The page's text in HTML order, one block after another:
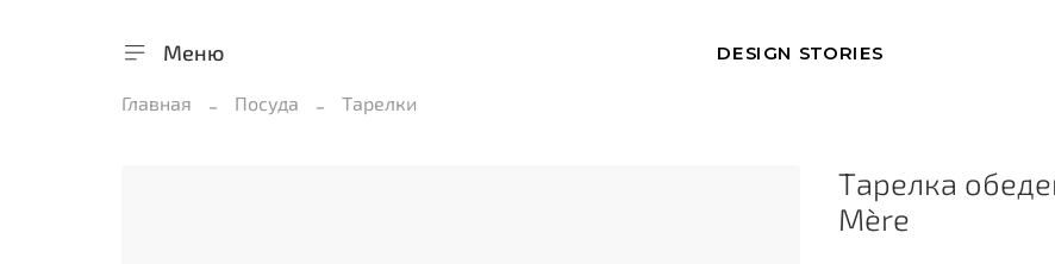
Меню DESIGN STORIES
Главная Посуда Тарелки
Тарелка
Mère